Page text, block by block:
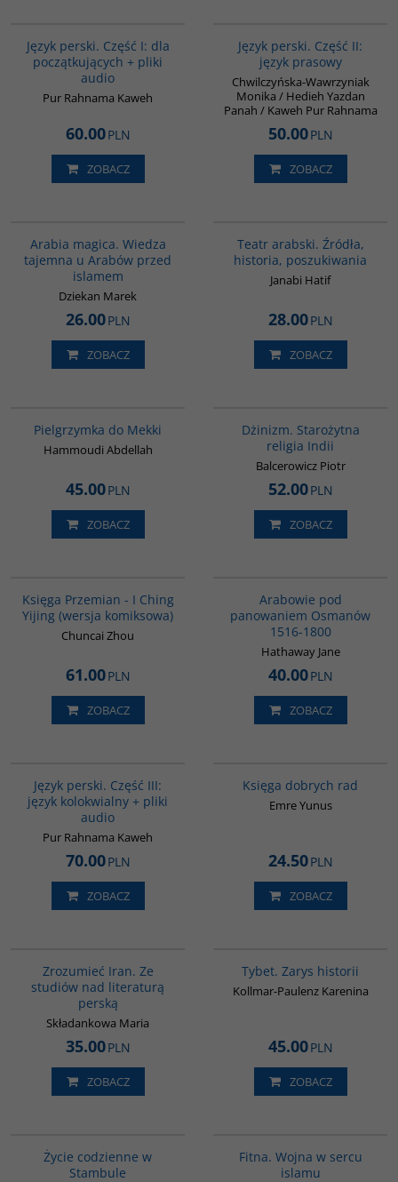
Język perski. Część I: dla
początkujących + pliki
audio
Pur Rahnama Kaweh
60.00PLN
ZOBACZ
Język perski. Część II:
język prasowy
Chwilczyńska-Wawrzyniak
Monika / Hedieh Yazdan
Panah / Kaweh Pur Rahnama
50.00PLN
ZOBACZ
Arabia magica. Wiedza
tajemna u Arabów przed
islamem
Dziekan Marek
26.00PLN
ZOBACZ
Teatr arabski. Źródła,
historia, poszukiwania
Janabi Hatif
28.00PLN
ZOBACZ
Pielgrzymka do Mekki
Hammoudi Abdellah
45.00PLN
ZOBACZ
Dżinizm. Starożytna
religia Indii
Balcerowicz Piotr
52.00PLN
ZOBACZ
Księga Przemian - I Ching
Yijing (wersja komiksowa)
Chuncai Zhou
61.00PLN
ZOBACZ
Arabowie pod
panowaniem Osmanów
1516-1800
Hathaway Jane
40.00PLN
ZOBACZ
Język perski. Część III:
język kolokwialny + pliki
audio
Pur Rahnama Kaweh
70.00PLN
ZOBACZ
Księga dobrych rad
Emre Yunus
24.50PLN
ZOBACZ
Zrozumieć Iran. Ze
studiów nad literaturą
perską
Składankowa Maria
35.00PLN
ZOBACZ
Tybet. Zarys historii
Kollmar-Paulenz Karenina
45.00PLN
ZOBACZ
Życie codzienne w
Stambule
Fitna. Wojna w sercu
islamu